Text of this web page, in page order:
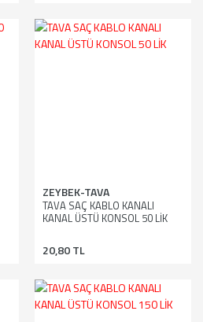
ZEYBEK-TAVA
TAVA SAÇ KABLO KANALI
KANAL ÜSTÜ KONSOL 50 LİK
20,80 TL